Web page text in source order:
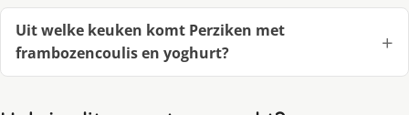
Uit welke keuken komt Perziken met
frambozencoulis en yoghurt?